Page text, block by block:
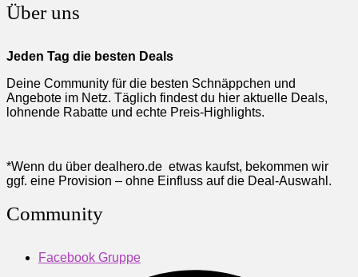
Über uns
Jeden Tag die besten Deals
Deine Community für die besten Schnäppchen und
Angebote im Netz. Täglich findest du hier aktuelle Deals,
lohnende Rabatte und echte Preis-Highlights.
*Wenn du über dealhero.de etwas kaufst, bekommen wir
ggf. eine Provision – ohne Einfluss auf die Deal-Auswahl.
Community
Facebook Gruppe